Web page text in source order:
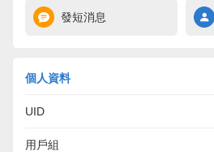
發短消息
個人資料
UID
用戶組